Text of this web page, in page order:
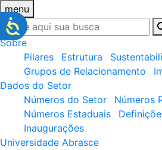
menu
Sobre
Pilares
Estrutura
Grupos de Relacionamento
Dados do Setor
Números do Setor
Números
Números Estaduais
Inaugurações
Universidade Abrasce